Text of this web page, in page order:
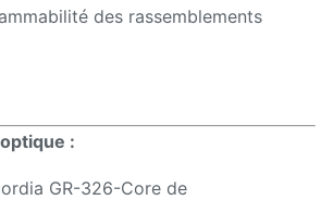
des rassemblements
:
GR-326-Core de